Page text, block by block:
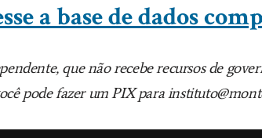
a base de dados
que não recebe recursos de
pode fazer um PIX para